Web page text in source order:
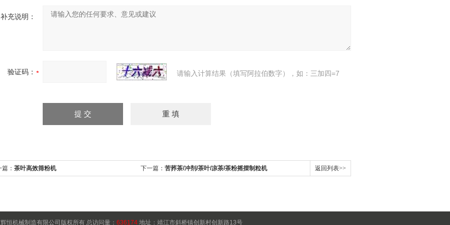
补充说明：
验证码： 请输入计算结果（填写阿拉伯数字），如：三加四=7
： 茶叶高效筛粉机 下一篇： 苦荞茶/冲剂/茶叶/凉茶/茶粉摇摆制粒机 返回列表>>
恒机械制造有限公司版权所有 总访问量： 636174 地址：靖江市斜桥镇创新村创新路13号